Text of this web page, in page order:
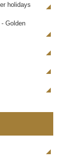
holidays
Golden